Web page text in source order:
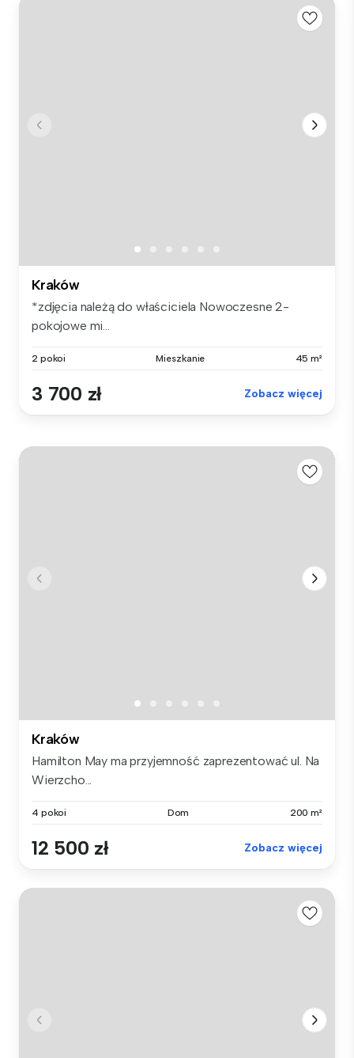
Kraków
*zdjęcia należą do właściciela Nowoczesne 2-
pokojowe mi...
2 pokoi Mieszkanie 45 m²
3 700 zł Zobacz więcej
Kraków
Hamilton May ma przyjemność zaprezentować ul. Na
Wierzcho...
4 pokoi Dom 200 m²
12 500 zł Zobacz więcej